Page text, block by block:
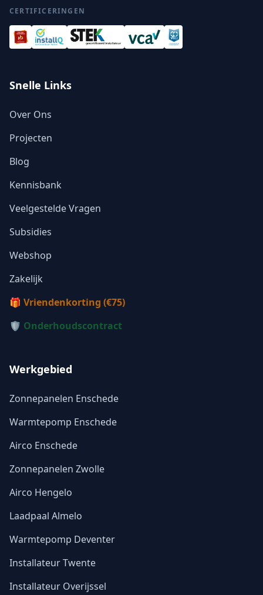
CERTIFICERINGEN
Snelle Links
Over Ons
Projecten
Blog
Kennisbank
Veelgestelde Vragen
Subsidies
Webshop
Zakelijk
🎁 Vriendenkorting (€75)
🛡️ Onderhoudscontract
Werkgebied
Zonnepanelen Enschede
Warmtepomp Enschede
Airco Enschede
Zonnepanelen Zwolle
Airco Hengelo
Laadpaal Almelo
Warmtepomp Deventer
Installateur Twente
Installateur Overijssel